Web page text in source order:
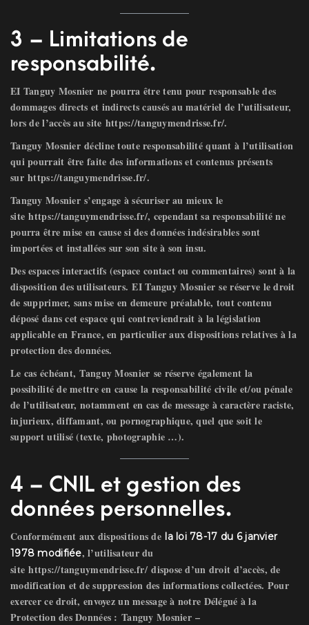
3 – Limitations de
responsabilité.
EI Tanguy Mosnier ne pourra être tenu pour responsable des
dommages directs et indirects causés au matériel de l’utilisateur,
lors de l’accès au site https://tanguymendrisse.fr/.
Tanguy Mosnierdécline toute responsabilité quant à l’utilisation
qui pourrait être faite des informations et contenus présents
surhttps://tanguymendrisse.fr/.
Tanguy Mosniers’engage à sécuriser au mieux le
sitehttps://tanguymendrisse.fr/, cependant sa responsabilité ne
pourra être mise en cause si des données indésirables sont
importées et installées sur son site à son insu.
Des espaces interactifs (espace contact ou commentaires) sont à la
disposition des utilisateurs.EI Tanguy Mosnier se réserve le droit
de supprimer, sans mise en demeure préalable, tout contenu
déposé dans cet espace qui contreviendrait à la législation
applicable en France, en particulier aux dispositions relatives à la
protection des données.
Le cas échéant,Tanguy Mosnier se réserve également la
possibilité de mettre en cause la responsabilité civile et/ou pénale
de l’utilisateur, notamment en cas de message à caractère raciste,
injurieux, diffamant, ou pornographique, quel que soit le
support utilisé (texte, photographie …).
4 – CNIL et gestion des
données personnelles.
Conformément aux dispositions de la loi 78-17 du 6 janvier
1978 modifiée, l’utilisateur du
sitehttps://tanguymendrisse.fr/dispose d’un droit d’accès, de
modification et de suppression des informations collectées. Pour
exercer ce droit, envoyez un message à notre Délégué à la
Protection des Données : Tanguy Mosnier–